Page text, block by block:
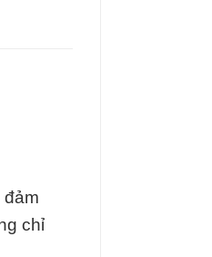
đảm
chỉ